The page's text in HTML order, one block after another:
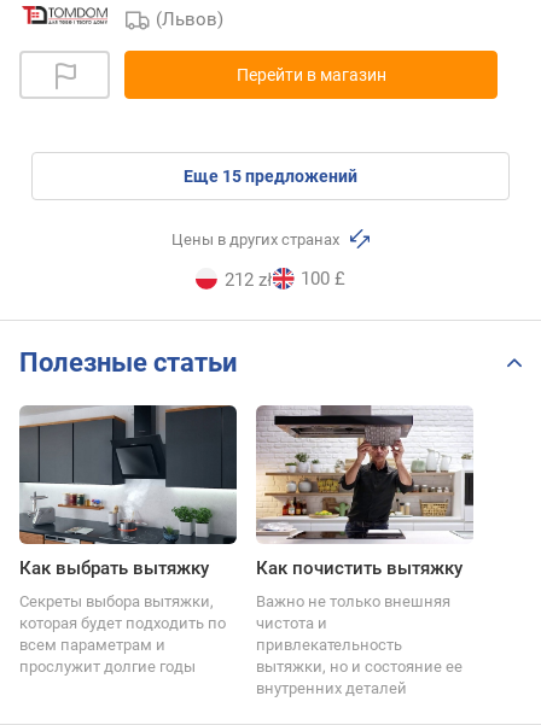
(Львов)
Перейти в магазин
eще 15предложений
Цены в других странах
212 zł 100 £
Полезные статьи
Как выбрать вытяжку
Секреты выбора вытяжки,
которая будет подходить по
всем параметрам и
прослужит долгие годы
Как почистить вытяжку
Важно не только внешняя
чистота и
привлекательность
вытяжки, но и состояние ее
внутренних деталей